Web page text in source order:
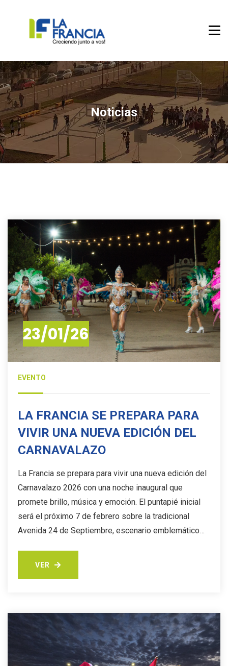
Noticias
23/01/26
EVENTO
LA FRANCIA SE PREPARA PARA
VIVIR UNA NUEVA EDICIÓN DEL
CARNAVALAZO
La Francia se prepara para vivir una nueva edición del
Carnavalazo 2026 con una noche inaugural que
promete brillo, música y emoción. El puntapié inicial
será el próximo 7 de febrero sobre la tradicional
Avenida 24 de Septiembre, escenario emblemático…
VER